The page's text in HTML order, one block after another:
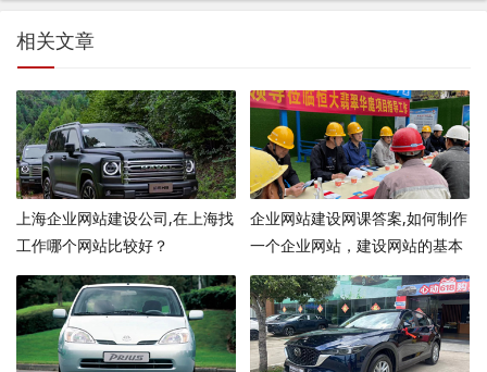
相关文章
上海企业网站建设公司,在上海找
工作哪个网站比较好？
企业网站建设网课答案,如何制作
一个企业网站，建设网站的基本
步骤有哪些？